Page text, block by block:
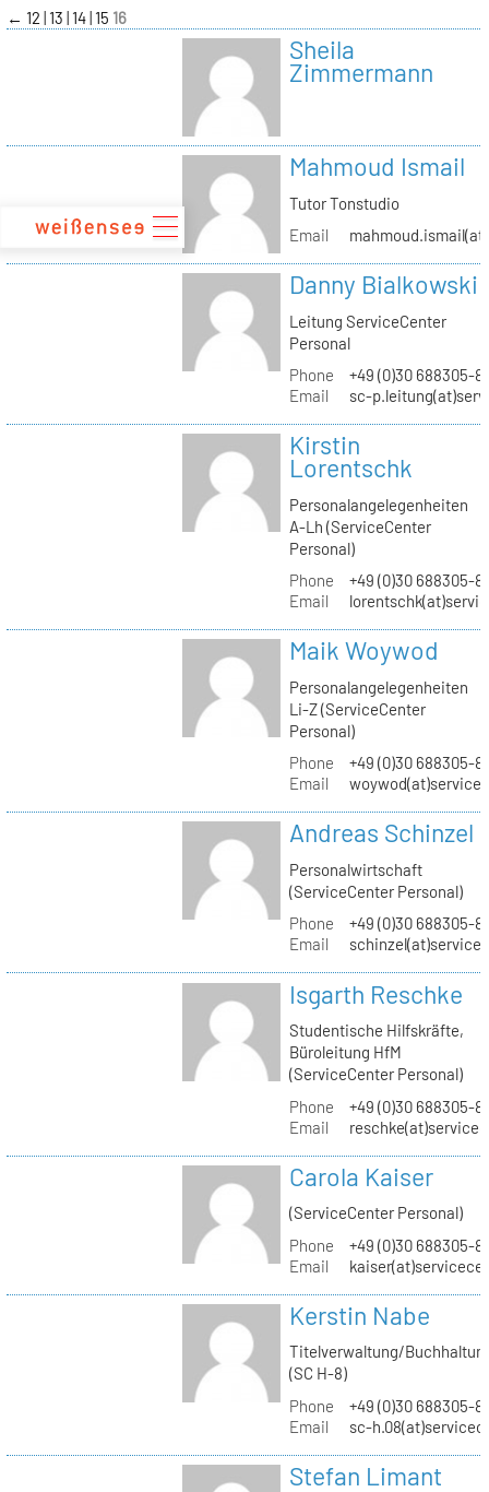
zum
Inhalt
← 12 13 14 15 16
Sheila
Zimmermann
Mahmoud Ismail
Tutor Tonstudio
Email
Danny Bialkowski
Leitung ServiceCenter
Personal
Phone
+49 (0)30 688305-
Email
sc-
Kirstin
Lorentschk
Personalangelegenheiten
A-Lh (ServiceCenter
Personal)
Phone
+49 (0)30 688305-
Email
Maik Woywod
Personalangelegenheiten
Li-Z (ServiceCenter
Personal)
Phone
+49 (0)30 688305-
Email
Andreas Schinzel
Personalwirtschaft
(ServiceCenter Personal)
Phone
+49 (0)30 688305-
Email
Isgarth Reschke
Studentische Hilfskräfte,
Büroleitung HfM
(ServiceCenter Personal)
Phone
+49 (0)30 688305-
Email
Carola Kaiser
(ServiceCenter Personal)
Phone
+49 (0)30 688305-
Email
Kerstin Nabe
Titelverwaltung/
(SC H-8)
Phone
+49 (0)30 688305-
Email
sc-
Stefan Limant